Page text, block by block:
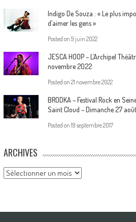
Indigo De Souza : « Le plus
d’aimer les gens »
Posted on 9 juin 2022
JESCA HOOP – L’Archipel
novembre 2022
Posted on 21 novembre 2022
BRODKA – Festival Rock en
Saint Cloud – Dimanche 27
Posted on 19 septembre 2017
ARCHIVES
Archives